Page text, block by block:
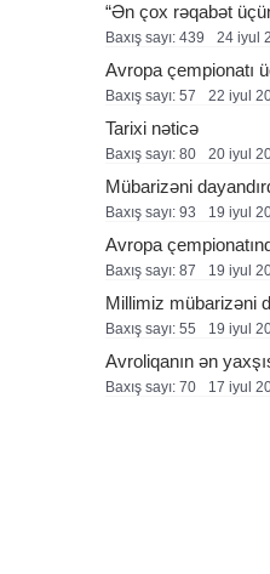
“Ən çox rəqabət
Baxış sayı: 439 24 i̇yul
Avropa çempionatı
Baxış sayı: 57 22 i̇yul
Tarixi nəticə
Baxış sayı: 80 20 i̇yul
Mübarizəni
Baxış sayı: 93 19 i̇yul
Avropa
Baxış sayı: 87 19 i̇yul
Millimiz mübarizəni
Baxış sayı: 55 19 i̇yul
Avroliqanın ən
Baxış sayı: 70 17 i̇yul